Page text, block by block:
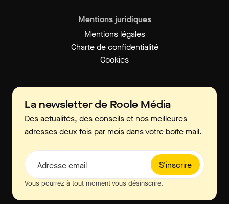
Mentions juridiques
Mentions légales
Charte de confidentialité
Cookies
La newsletter de Roole Média
Des actualités, des conseils et nos meilleures
adresses deux fois par mois dans votre boîte mail.
S'inscrire
Adresse email
Vous pourrez à tout moment vous désinscrire.